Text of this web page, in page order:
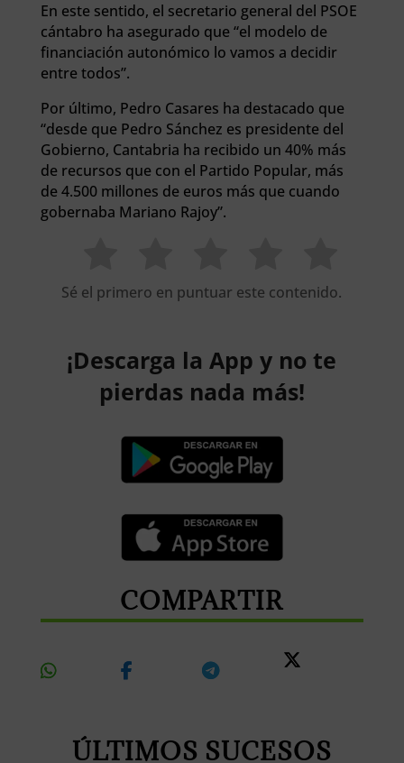
En este sentido, el secretario general del PSOE
cántabro ha asegurado que “el modelo de
financiación autonómico lo vamos a decidir
entre todos”.
Por último, Pedro Casares ha destacado que
“desde que Pedro Sánchez es presidente del
Gobierno, Cantabria ha recibido un 40% más
de recursos que con el Partido Popular, más
de 4.500 millones de euros más que cuando
gobernaba Mariano Rajoy”.
Sé el primero en puntuar este contenido.
¡Descarga la App y no te
pierdas nada más!
COMPARTIR
ÚLTIMOS SUCESOS